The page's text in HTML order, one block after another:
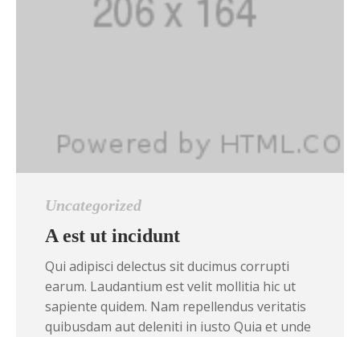
Uncategorized
A est ut incidunt
Qui adipisci delectus sit ducimus corrupti
earum. Laudantium est velit mollitia hic ut
sapiente quidem. Nam repellendus veritatis
quibusdam aut deleniti in iusto Quia et unde